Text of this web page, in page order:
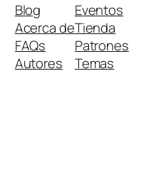
Blog
Acerca de
FAQs
Autores
Eventos
Tienda
Patrones
Temas